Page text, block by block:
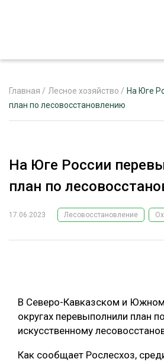
ЛЕСНОЕ ХОЗЯЙСТВО
ЦИФРОВАЯ СРЕДА
БИОЭНЕРГЕТИКА
РУБРИКИ
Главная / Лесное хозяйство / На Юге
план по лесовосстановлению
На Юге России
план по
17.06.2023 Лесовосстановление
В Северо-Кавказском и
округах перевыполнили план
искусственному
Как сообщает Рослесхоз,